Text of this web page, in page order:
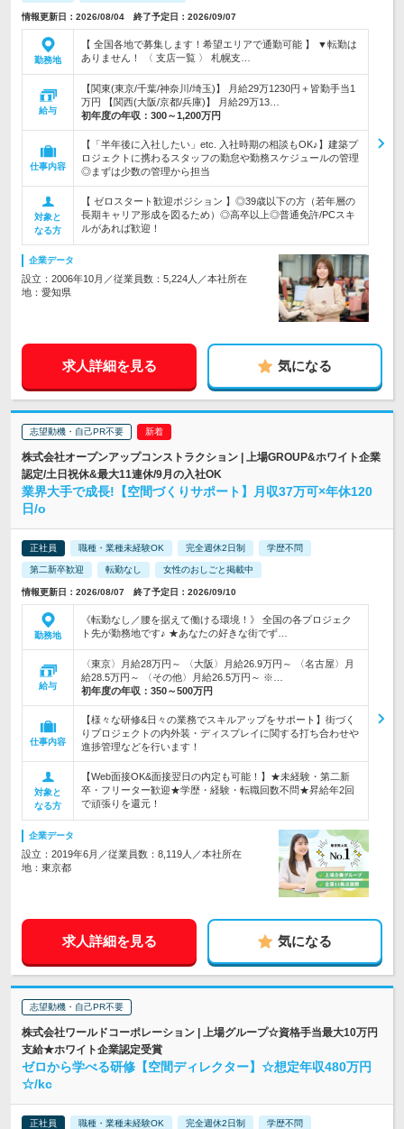
情報更新日：2026/08/04 終了予定日：2026/09/07
勤務地
【 全国各地で募集します！希望エリアで通勤可能 】 ▼転勤は
ありません！ 〈 支店一覧 〉 札幌支…
給与
【関東(東京/千葉/神奈川/埼玉)】 月給29万1230円＋皆勤手当1
万円 【関西(大阪/京都/兵庫)】 月給29万13…
初年度の年収： 300～1,200万円
仕事内容
【「半年後に入社したい」etc. 入社時期の相談もOK♪】建築プ
ロジェクトに携わるスタッフの勤怠や勤務スケジュールの管理
◎まずは少数の管理から担当
対象と
なる方
【 ゼロスタート歓迎ポジション 】◎39歳以下の方（若年層の
長期キャリア形成を図るため）◎高卒以上◎普通免許/PCスキ
ルがあれば歓迎！
企業データ
設立：2006年10月／従業員数：5,224人／本社所在
地：愛知県
求人詳細を見る 気になる
志望動機・自己PR不要
株式会社オープンアップコンストラクション | 上場GROUP&ホワイト企業
認定/土日祝休&最大11連休/9月の入社OK
業界大手で成長!【空間づくりサポート】月収37万可×年休120
日/o
正社員 職種・業種未経験OK 完全週休2日制 学歴不問
第二新卒歓迎 転勤なし 女性のおしごと掲載中
情報更新日：2026/08/07 終了予定日：2026/09/10
勤務地
《転勤なし／腰を据えて働ける環境！》 全国の各プロジェク
ト先が勤務地です♪ ★あなたの好きな街でず…
給与
〈東京〉月給28万円～ 〈大阪〉月給26.9万円～ 〈名古屋〉月
給28.5万円～ 〈その他〉月給26.5万円～ ※…
初年度の年収： 350～500万円
仕事内容
【様々な研修&日々の業務でスキルアップをサポート】街づく
りプロジェクトの内外装・ディスプレイに関する打ち合わせや
進捗管理などを行います！
対象と
なる方
【Web面接OK&面接翌日の内定も可能！】★未経験・第二新
卒・フリーター歓迎★学歴・経験・転職回数不問★昇給年2回
で頑張りを還元！
企業データ
設立：2019年6月／従業員数：8,119人／本社所在
地：東京都
求人詳細を見る 気になる
志望動機・自己PR不要
株式会社ワールドコーポレーション | 上場グループ☆資格手当最大10万円
支給★ホワイト企業認定受賞
ゼロから学べる研修【空間ディレクター】☆想定年収480万円
☆/kc
正社員 職種・業種未経験OK 完全週休2日制 学歴不問